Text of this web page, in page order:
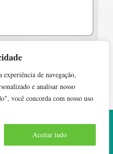
experiência de navegação,
e analisar nosso
você concorda com nosso uso
Aceitar tudo